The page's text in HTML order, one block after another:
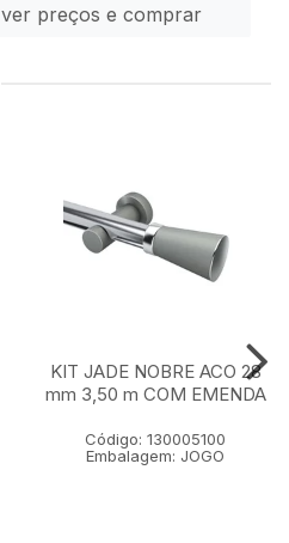
preços e comprar
KIT JADE NOBRE ACO 28
mm 3,50 m COM EMENDA
Código: 130005100
Embalagem: JOGO